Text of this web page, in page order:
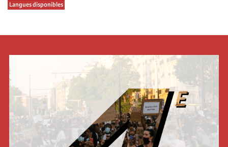
Langues disponibles